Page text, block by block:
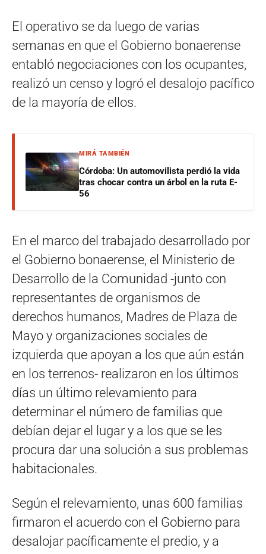
El operativo se da luego de varias
semanas en que el Gobierno bonaerense
entabló negociaciones con los ocupantes,
realizó un censo y logró el desalojo pacífico
de la mayoría de ellos.
MIRÁ TAMBIÉN
Córdoba: Un automovilista perdió la vida
tras chocar contra un árbol en la ruta E-
56
En el marco del trabajado desarrollado por
el Gobierno bonaerense, el Ministerio de
Desarrollo de la Comunidad -junto con
representantes de organismos de
derechos humanos, Madres de Plaza de
Mayo y organizaciones sociales de
izquierda que apoyan a los que aún están
en los terrenos- realizaron en los últimos
días un último relevamiento para
determinar el número de familias que
debían dejar el lugar y a los que se les
procura dar una solución a sus problemas
habitacionales.
Según el relevamiento, unas 600 familias
firmaron el acuerdo con el Gobierno para
desalojar pacíficamente el predio, y a